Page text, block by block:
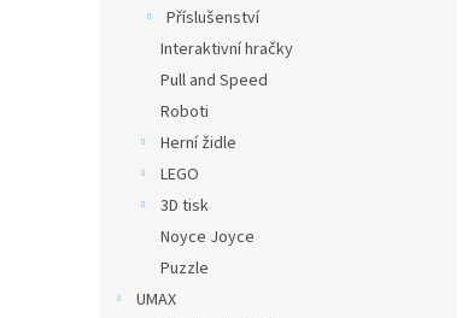
Příslušenství
Interaktivní hračky
Pull and Speed
Roboti
Herní židle
LEGO
3D tisk
Noyce Joyce
Puzzle
UMAX